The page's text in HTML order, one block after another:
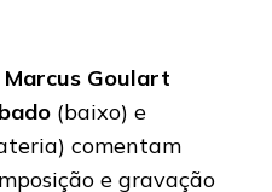
Marcus Goulart
(baixo) e
comentam
e gravação